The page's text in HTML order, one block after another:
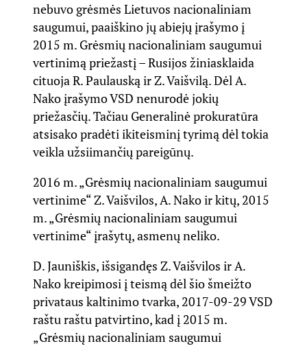
nebuvo grėsmės Lietuvos nacionaliniam
saugumui, paaiškino jų abiejų įrašymo į
2015 m. Grėsmių nacionaliniam saugumui
vertinimą priežastį – Rusijos žiniasklaida
cituoja R. Paulauską ir Z. Vaišvilą. Dėl A.
Nako įrašymo VSD nenurodė jokių
priežasčių. Tačiau Generalinė prokuratūra
atsisako pradėti ikiteisminį tyrimą dėl tokia
veikla užsiimančių pareigūnų.
2016 m. „Grėsmių nacionaliniam saugumui
vertinime“ Z. Vaišvilos, A. Nako ir kitų, 2015
m. „Grėsmių nacionaliniam saugumui
vertinime“ įrašytų, asmenų neliko.
D.Jauniškis, išsigandęs Z. Vaišvilos ir A.
Nako kreipimosi į teismą dėl šio šmeižto
privataus kaltinimo tvarka, 2017-09-29 VSD
raštu raštu patvirtino, kad į 2015 m.
„Grėsmių nacionaliniam saugumui